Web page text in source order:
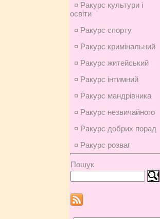
¤ Ракурс культури і
освіти
¤ Ракурс спорту
¤ Ракурс кримінальний
¤ Ракурс житейський
¤ Ракурс інтимний
¤ Ракурс мандрівника
¤ Ракурс незвичайного
¤ Ракурс добрих порад
¤ Ракурс розваг
Пошук